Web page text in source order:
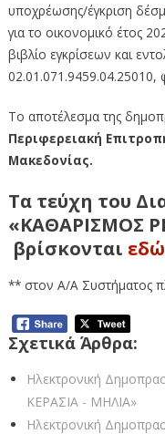
υποχρέωσης/έγκριση
για το οικονομικό έτος
βιβλίο εγκρίσεων και
02.01.071.9459.04.25010,
Το αποτέλεσμα της
Περιφερειακή
Μακεδονίας.
Τα τεύχη του
«ΚΑΘΑΡΙΣΜΟΣ
βρίσκονται εδώ
** στον Α/Α Συστήματος
Σχετικά Άρθρα:
Ηλεκτρονική
ΚΕΡΑΣΙΑ - ΜΗΛΙΑ»
Ηλεκτρονική